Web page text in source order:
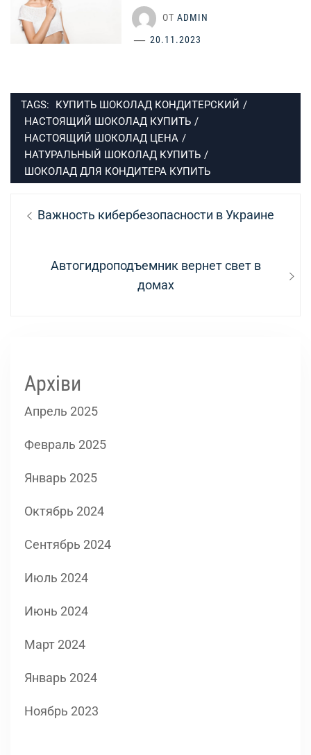
ОТ ADMIN
20.11.2023
TAGS: КУПИТЬ ШОКОЛАД КОНДИТЕРСКИЙ /
НАСТОЯЩИЙ ШОКОЛАД КУПИТЬ /
НАСТОЯЩИЙ ШОКОЛАД ЦЕНА /
НАТУРАЛЬНЫЙ ШОКОЛАД КУПИТЬ /
ШОКОЛАД ДЛЯ КОНДИТЕРА КУПИТЬ
Навигация
по
Предыдущая
Важность кибербезопасности в Украине
Следующая
Автогидроподъемник вернет свет в
домах
Архіви
Апрель 2025
Февраль 2025
Январь 2025
Октябрь 2024
Сентябрь 2024
Июль 2024
Июнь 2024
Март 2024
Январь 2024
Ноябрь 2023